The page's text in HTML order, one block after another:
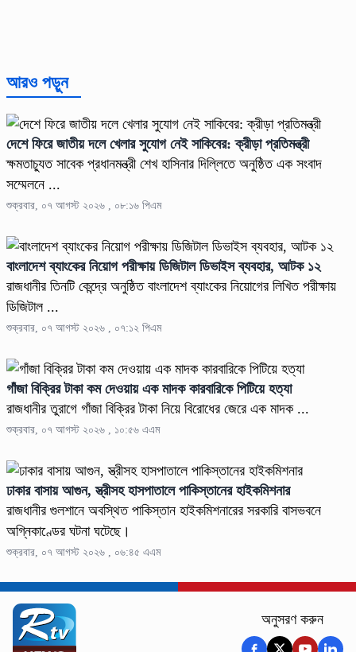
আরও পড়ুন
দেশে ফিরে জাতীয় দলে খেলার সুযোগ নেই সাকিবের: ক্রীড়া প্রতিমন্ত্রী
ক্ষমতাচ্যুত সাবেক প্রধানমন্ত্রী শেখ হাসিনার দিল্লিতে অনুষ্ঠিত এক সংবাদ
সম্মেলনে ...
শুক্রবার, ০৭ আগস্ট ২০২৬ , ০৮:১৬ পিএম
বাংলাদেশ ব্যাংকের নিয়োগ পরীক্ষায় ডিজিটাল ডিভাইস ব্যবহার, আটক ১২
রাজধানীর তিনটি কেন্দ্রে অনুষ্ঠিত বাংলাদেশ ব্যাংকের নিয়োগের লিখিত পরীক্ষায়
ডিজিটাল ...
শুক্রবার, ০৭ আগস্ট ২০২৬ , ০৭:১২ পিএম
গাঁজা বিক্রির টাকা কম দেওয়ায় এক মাদক কারবারিকে পিটিয়ে হত্যা
রাজধানীর তুরাগে গাঁজা বিক্রির টাকা নিয়ে বিরোধের জেরে এক মাদক ...
শুক্রবার, ০৭ আগস্ট ২০২৬ , ১০:৫৬ এএম
ঢাকার বাসায় আগুন, স্ত্রীসহ হাসপাতালে পাকিস্তানের হাইকমিশনার
রাজধানীর গুলশানে অবস্থিত পাকিস্তান হাইকমিশনারের সরকারি বাসভবনে
অগ্নিকাণ্ডের ঘটনা ঘটেছে।
শুক্রবার, ০৭ আগস্ট ২০২৬ , ০৬:৪৫ এএম
অনুসরণ করুন